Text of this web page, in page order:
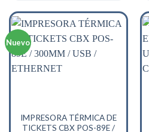
Nuevo
IMPRESORA TÉRMICA DE
TICKETS CBX POS-89E /